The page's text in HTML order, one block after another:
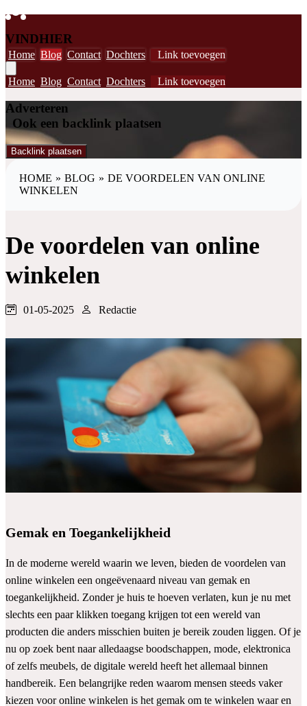
VINDHIER
Home Blog Contact Dochters Link toevoegen
Home Blog Contact Dochters Link toevoegen
Adverteren
Ook een backlink plaatsen
Backlink plaatsen
HOME » BLOG » DE VOORDELEN VAN ONLINE
WINKELEN
De voordelen van online
winkelen
01-05-2025 Redactie
Gemak en Toegankelijkheid
In de moderne wereld waarin we leven, bieden de voordelen van
online winkelen een ongeëvenaard niveau van gemak en
toegankelijkheid. Zonder je huis te hoeven verlaten, kun je nu met
slechts een paar klikken toegang krijgen tot een wereld van
producten die anders misschien buiten je bereik zouden liggen. Of je
nu op zoek bent naar alledaagse boodschappen, mode, elektronica
of zelfs meubels, de digitale wereld heeft het allemaal binnen
handbereik. Een belangrijke reden waarom mensen steeds vaker
kiezen voor online winkelen is het gemak om te winkelen waar en